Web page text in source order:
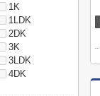
1K
1LDK
2DK
3K
3LDK
4DK